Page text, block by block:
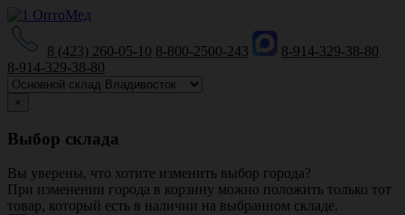
8 (423) 260-05-10 8-800-2500-243
8-914-329-38-80
8-914-329-38-80
×
Выбор склада
Вы уверены, что хотите изменить выбор города?
При изменении города в корзину можно положить только тот
товар, который есть в наличии на выбранном складе.